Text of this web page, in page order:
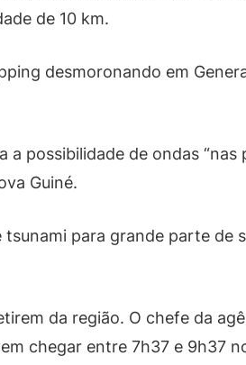
de 10 km.
desmoronando em
possibilidade de ondas
Guiné.
para grande parte de
da região. O chefe da
chegar entre 7h37 e 9h37